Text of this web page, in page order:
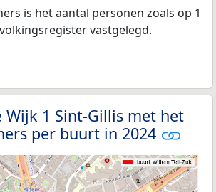
is het aantal personen zoals op 1
vastgelegd.
Wijk 1 Sint-Gillis met het
per buurt in 2024